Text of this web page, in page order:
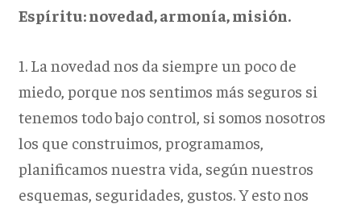
Espíritu: novedad, armonía, misión.
1. La novedad nos da siempre un poco de
miedo, porque nos sentimos más seguros si
tenemos todo bajo control, si somos nosotros
los que construimos, programamos,
planificamos nuestra vida, según nuestros
esquemas, seguridades, gustos. Y esto nos